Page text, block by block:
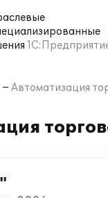
Автоматизация